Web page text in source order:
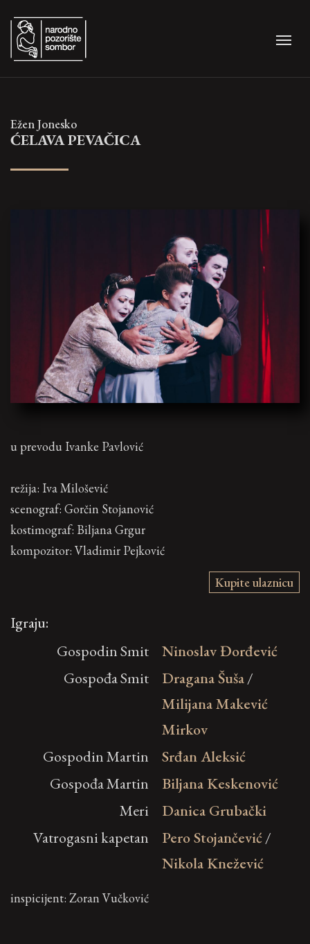
Ežen Jonesko
ĆELAVA PEVAČICA
u prevodu Ivanke Pavlović
režija: Iva Milošević
scenograf: Gorčin Stojanović
kostimоgraf: Biljana Grgur
kompozitor: Vladimir Pejković
Kupite ulaznicu
Igraju:
Gospodin Smit
Ninoslav Đorđević
Gospođa Smit
Dragana Šuša/
Milijana Makević
Mirkov
Gospodin Martin
Srđan Aleksić
Gospođa Martin
Biljana Keskenović
Meri
Danica Grubački
Vatrogasni kapetan
Pero Stojančević/
Nikola Knežević
inspicijent: Zoran Vučković